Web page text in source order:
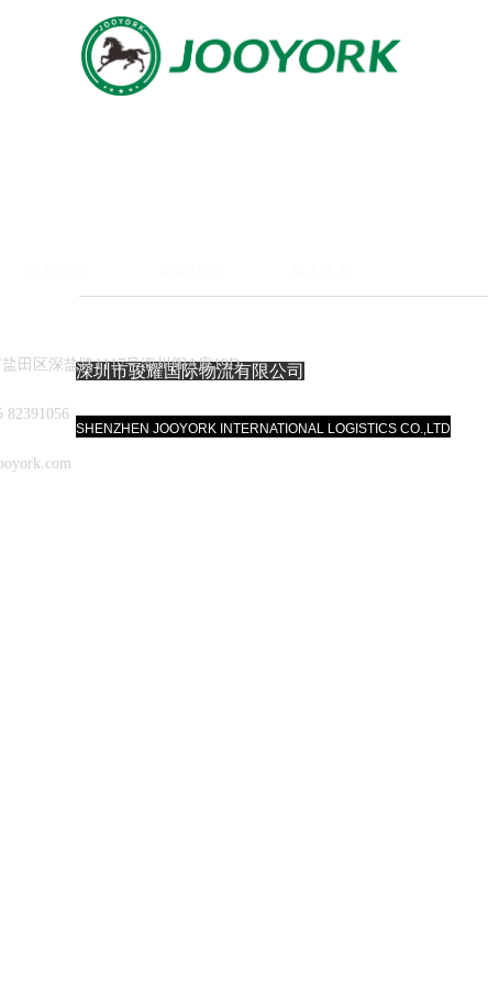
深圳市骏耀国际物流有限公司
SHENZHEN JOOYORK INTERNATIONAL LOGISTICS CO.,LTD
田区深盐路1117号海川阁A座19D
82391056